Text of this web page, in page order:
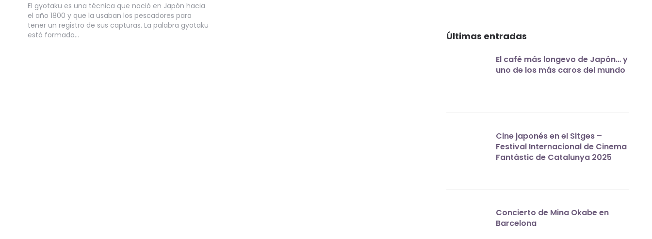
El gyotaku es una técnica que nació en Japón hacia
el año 1800 y que la usaban los pescadores para
tener un registro de sus capturas. La palabra gyotaku
está formada…
Últimas entradas
El café más longevo de Japón… y
uno de los más caros del mundo
Cine japonés en el Sitges –
Festival Internacional de Cinema
Fantàstic de Catalunya 2025
Concierto de Mina Okabe en
Barcelona